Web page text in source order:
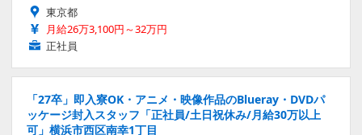
東京都
月給26万3,100円～32万円
正社員
「27卒」即入寮OK・アニメ・映像作品のBlueray・DVDパ
ッケージ封入スタッフ「正社員/土日祝休み/月給30万以上
可」横浜市西区南幸1丁目